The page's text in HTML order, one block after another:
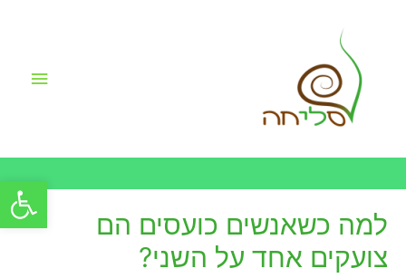
פתח
למה כשאנשים כועסים הם
צועקים אחד על השני?